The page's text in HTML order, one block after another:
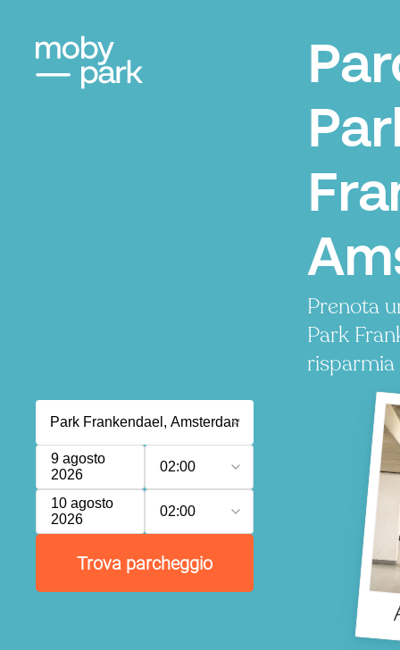
Prenota
Park
risparmia
9 agosto
2026
02:00
10 agosto
2026
02:00
Trova parcheggio